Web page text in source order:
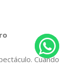
Cuando